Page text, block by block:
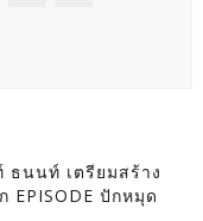
ธนนท์ เตรียมสร้าง
ปักหมุด